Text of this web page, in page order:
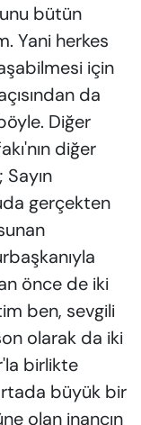
bütün
Yani herkes
için
da
Diğer
diğer
gerçekten
önce de iki
ben, sevgili
olarak da iki
birlikte
büyük bir
olan inancın